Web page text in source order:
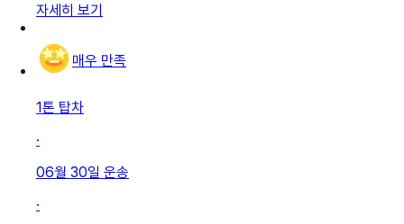
자세히 보기
매우 만족
1톤 탑차
·
06월 30일 운송
·